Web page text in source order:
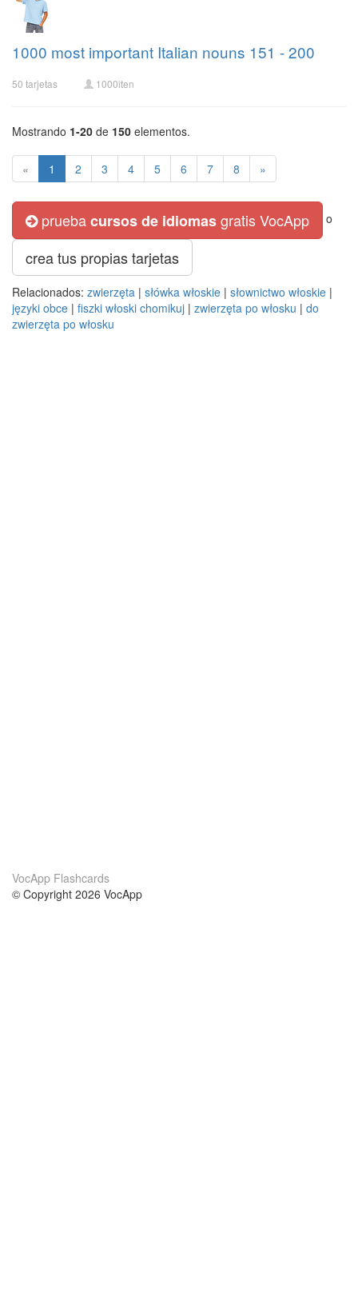
1000 most important Italian nouns 151 - 200
50 tarjetas 1000iten
Mostrando 1-20 de 150 elementos.
« 1 2 3 4 5 6 7 8 »
pruebacursos de idiomasgratis VocApp o
crea tus propias tarjetas
Relacionados: zwierzęta | słówka włoskie | słownictwo włoskie |
języki obce | fiszki włoski chomikuj | zwierzęta po włosku | do
zwierzęta po włosku
VocApp Flashcards
© Copyright 2026 VocApp